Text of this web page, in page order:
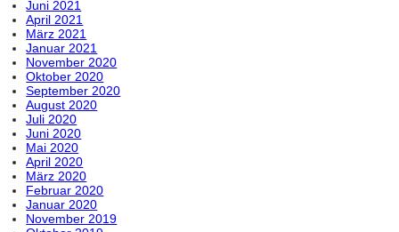
Juni 2021
April 2021
März 2021
Januar 2021
November 2020
Oktober 2020
September 2020
August 2020
Juli 2020
Juni 2020
Mai 2020
April 2020
März 2020
Februar 2020
Januar 2020
November 2019